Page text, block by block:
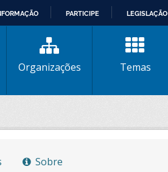
PARTICIPE LEGISLAÇÃO
Organizações Temas
Sobre